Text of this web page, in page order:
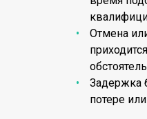
Отмена
Задержка
потере